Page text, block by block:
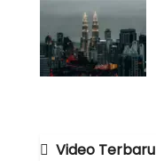
Video Terbaru